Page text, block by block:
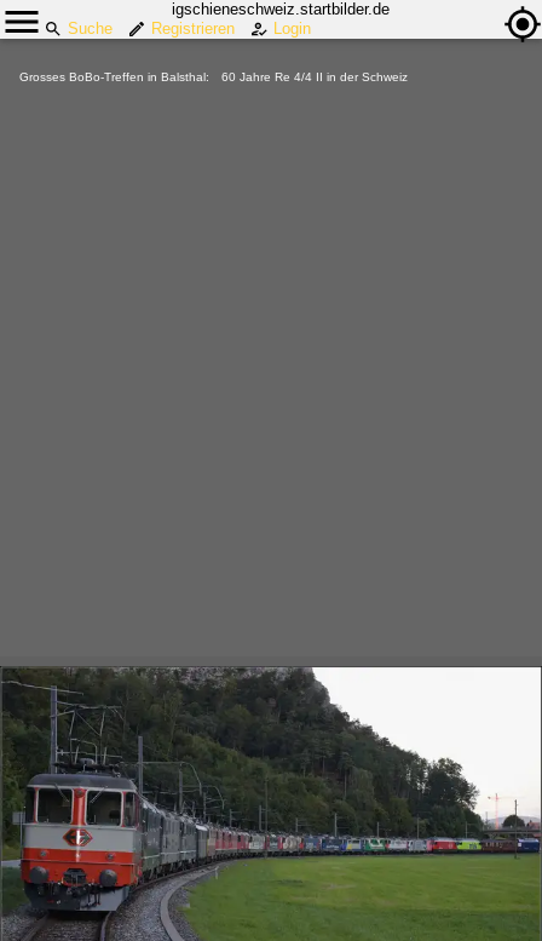
igschieneschweiz.startbilder.de
Suche
Registrieren Login
Grosses BoBo-Treffen in Balsthal: 60 Jahre Re 4/4 II in der Schweiz